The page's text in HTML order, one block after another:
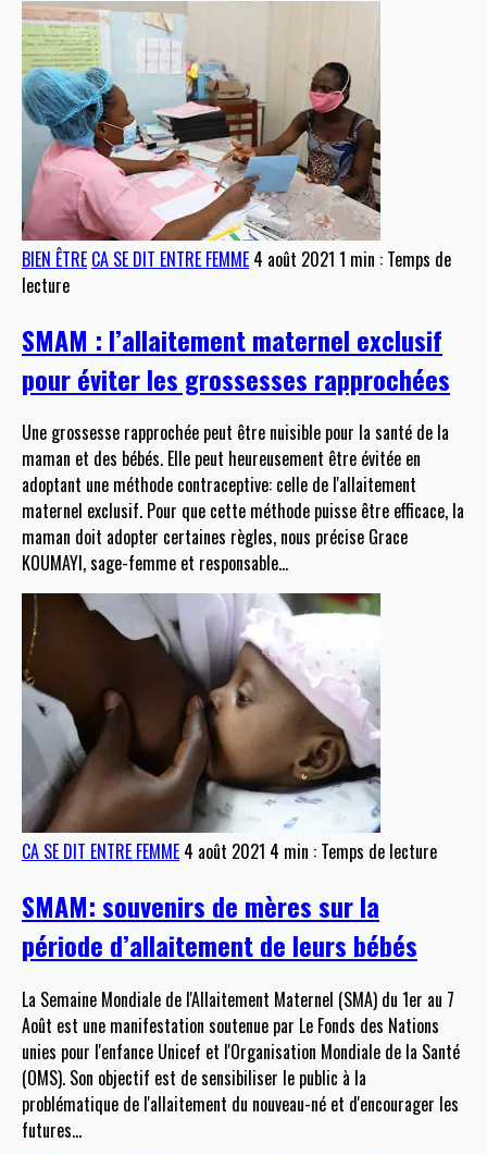
BIEN ÊTRE CA SE DIT ENTRE FEMME 4 août 2021 1 min : Temps de
lecture
SMAM : l’allaitement maternel exclusif
pour éviter les grossesses rapprochées
Une grossesse rapprochée peut être nuisible pour la santé de la
maman et des bébés. Elle peut heureusement être évitée en
adoptant une méthode contraceptive: celle de l'allaitement
maternel exclusif. Pour que cette méthode puisse être efficace, la
maman doit adopter certaines règles, nous précise Grace
KOUMAYI, sage-femme et responsable…
CA SE DIT ENTRE FEMME 4 août 2021 4 min : Temps de lecture
SMAM: souvenirs de mères sur la
période d’allaitement de leurs bébés
La Semaine Mondiale de l'Allaitement Maternel (SMA) du 1er au 7
Août est une manifestation soutenue par Le Fonds des Nations
unies pour l'enfance Unicef et l'Organisation Mondiale de la Santé
(OMS). Son objectif est de sensibiliser le public à la
problématique de l'allaitement du nouveau-né et d'encourager les
futures…